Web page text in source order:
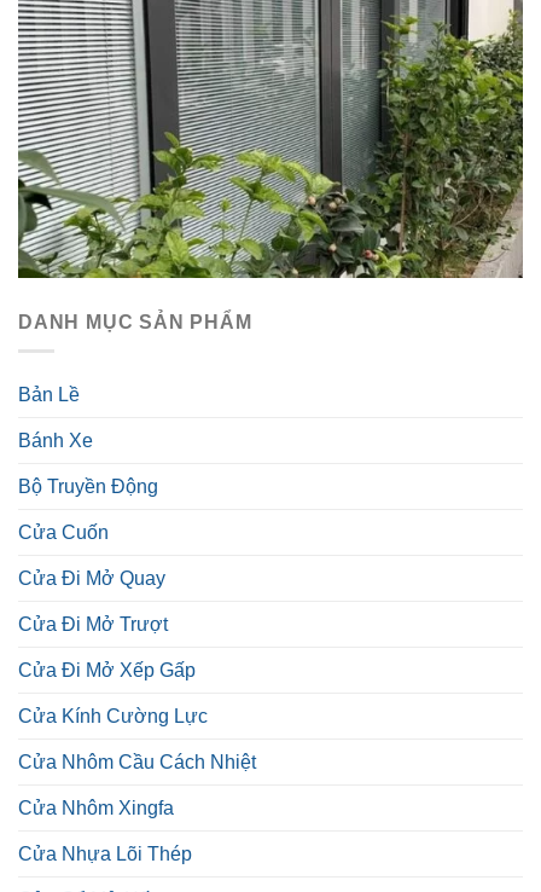
DANH MỤC SẢN PHẨM
Bản Lề
Bánh Xe
Bộ Truyền Động
Cửa Cuốn
Cửa Đi Mở Quay
Cửa Đi Mở Trượt
Cửa Đi Mở Xếp Gấp
Cửa Kính Cường Lực
Cửa Nhôm Cầu Cách Nhiệt
Cửa Nhôm Xingfa
Cửa Nhựa Lõi Thép